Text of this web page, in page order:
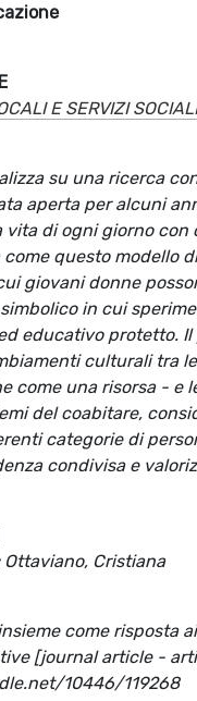
E SERVIZI
su una ricerca
aperta per alcuni
vita di ogni giorno
questo modello
giovani donne
in cui
educativo protetto.
culturali tra
come una risorsa - e
del coabitare,
categorie di
condivisa e
Ottaviano, Cristiana
come risposta
[journal article -
10446/119268